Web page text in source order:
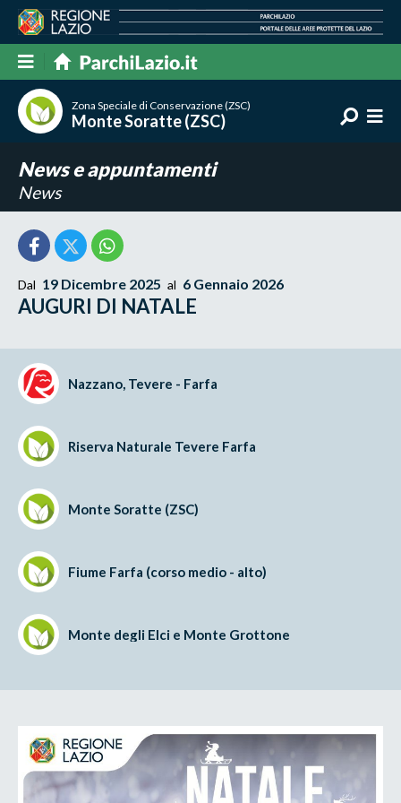
Zona Speciale di Conservazione (ZSC)
Monte Soratte (ZSC)
News e appuntamenti
News
Dal 19 Dicembre 2025 al 6 Gennaio 2026
AUGURI DI NATALE
Nazzano, Tevere - Farfa
Riserva Naturale Tevere Farfa
Monte Soratte (ZSC)
Fiume Farfa (corso medio - alto)
Monte degli Elci e Monte Grottone